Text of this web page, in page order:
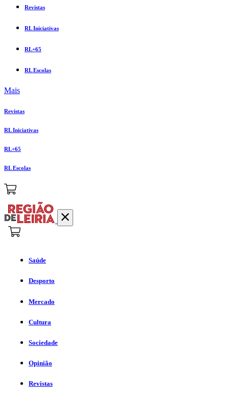
Revistas
RL Iniciativas
RL+65
RL Escolas
Mais
Revistas
RL Iniciativas
RL+65
RL Escolas
Saúde
Desporto
Mercado
Cultura
Sociedade
Opinião
Revistas